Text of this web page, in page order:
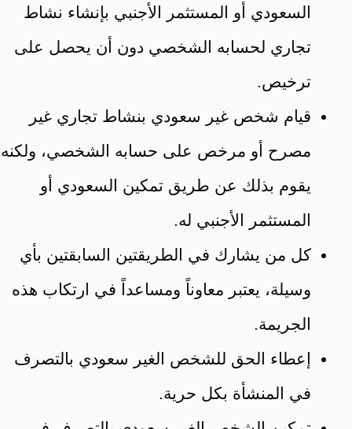
السعودي أو المستثمر الأجنبي بإنشاء نشاط
تجاري لحسابه الشخصي دون أن يحصل على
ترخيص.
قيام شخص غير سعودي بنشاط تجاري غير
مصرح أو مرخص على حسابه الشخصي، ولكنه
يقوم بذلك عن طريق تمكين السعودي أو
المستثمر الأجنبي له.
كل من يشارك في الطريقتين السابقتين بأي
وسيلة، يعتبر معاوناً ومساعداً في ارتكاب هذه
الجريمة.
إعطاء الحق للشخص الغير سعودي بالتصرف
في المنشأة بكل حرية.